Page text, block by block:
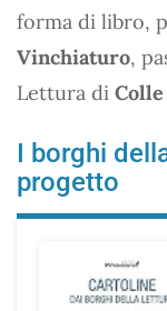
forma di libro,
Vinchiaturo,
Lettura di Colle
I borghi
progetto